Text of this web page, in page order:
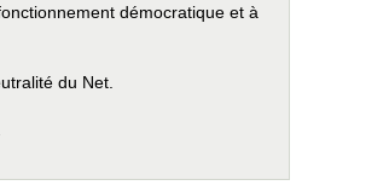
démocratique et à
du Net.